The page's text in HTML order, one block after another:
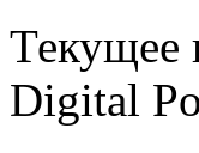
Текущее
Digital